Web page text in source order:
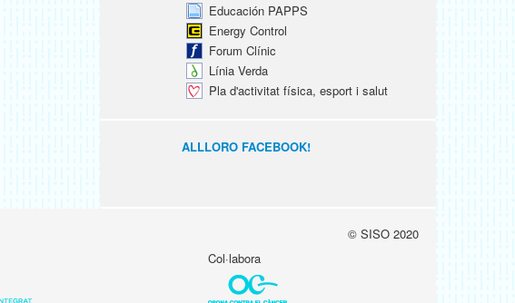
Educación PAPPS
Energy Control
Forum Clínic
Línia Verda
Pla d'activitat física, esport i salut
ALLLORO FACEBOOK!
© SISO 2020
Col·labora